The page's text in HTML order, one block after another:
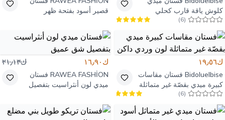
كلوش ياقة قارب كحلي
(
6
)
قصير أسود بفتحة ظهر
ك١٩٫٥٦
Bidoluelbise فستان مقاسات
كبيرة ميدي بقصّة غير متماثلة
لون وردي داكن
(
6
)
ك١٦٫٩٠ ك٢١٫١٣
RAWEA FASHİON فستان
ميدي لون أنثراسيت بتفصيل